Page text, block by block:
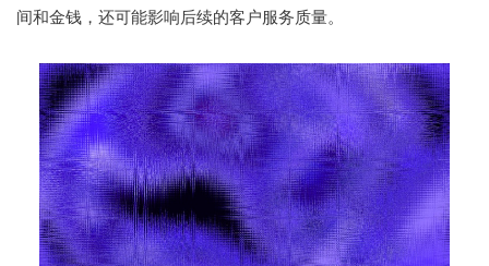
间和金钱，还可能影响后续的客户服务质量。